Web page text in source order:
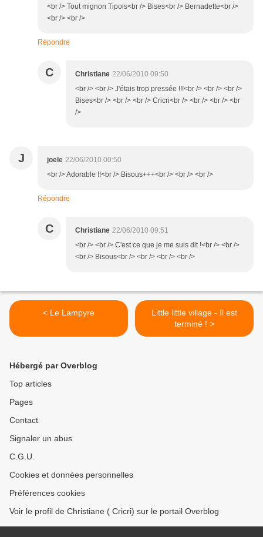
<br /> Tout mignon Tipois<br /> Bises<br /> Bernadette<br />
<br /> <br />
Répondre
C Christiane 22/06/2010 09:50
<br /> <br /> J'étais trop pressée !!!<br /> <br /> <br />
Bises<br /> <br /> <br /> Cricri<br /> <br /> <br /> <br
/>
J joele 22/06/2010 00:50
<br /> Adorable !!<br /> Bisous+++<br /> <br /> <br />
Répondre
C Christiane 22/06/2010 09:51
<br /> <br /> C'est ce que je me suis dit !<br /> <br />
<br /> Bisous<br /> <br /> <br /> <br />
< Le Lampyre
Little little village - Il est
terminé ! >
Hébergé par Overblog
Top articles
Pages
Contact
Signaler un abus
C.G.U.
Cookies et données personnelles
Préférences cookies
Voir le profil de Christiane ( Cricri) sur le portail Overblog